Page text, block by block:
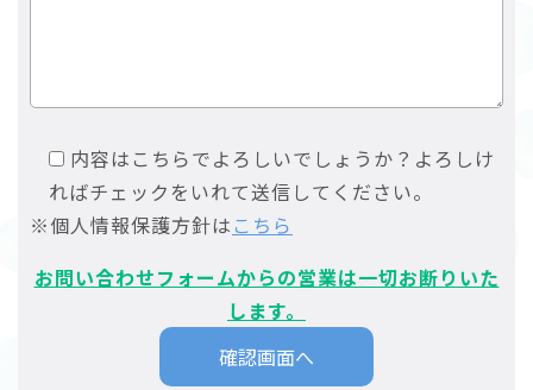
内容はこちらでよろしいでしょうか？よろしけ
ればチェックをいれて送信してください。
※個人情報保護方針は こちら
お問い合わせフォームからの営業は一切お断りいた
します。